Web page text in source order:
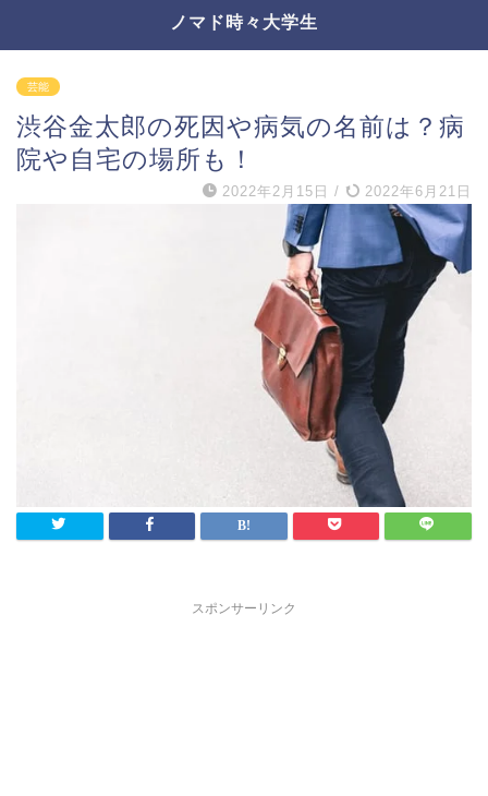
ノマド時々大学生
芸能
渋谷金太郎の死因や病気の名前は？病
院や自宅の場所も！
2022年2月15日 / 2022年6月21日
スポンサーリンク